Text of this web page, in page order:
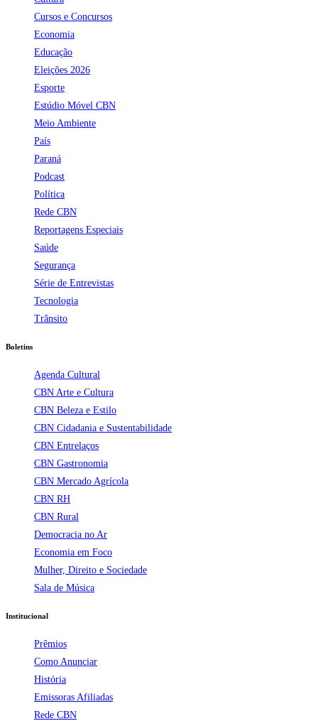
Cursos e Concursos
Economia
Educação
Eleições 2026
Esporte
Estúdio Móvel CBN
Meio Ambiente
País
Paraná
Podcast
Política
Rede CBN
Reportagens Especiais
Saúde
Segurança
Série de Entrevistas
Tecnologia
Trânsito
Boletins
Agenda Cultural
CBN Arte e Cultura
CBN Beleza e Estilo
CBN Cidadania e Sustentabilidade
CBN Entrelaços
CBN Gastronomia
CBN Mercado Agrícola
CBN RH
CBN Rural
Democracia no Ar
Economia em Foco
Mulher, Direito e Sociedade
Sala de Música
Institucional
Prêmios
Como Anunciar
História
Emissoras Afiliadas
Rede CBN